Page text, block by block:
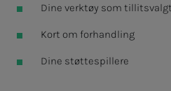
Dine verktøy som tillitsvalgt
Kort om forhandling
Dine støttespillere